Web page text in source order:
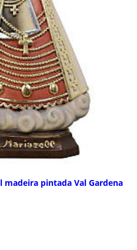
madeira pintada Val Gardena